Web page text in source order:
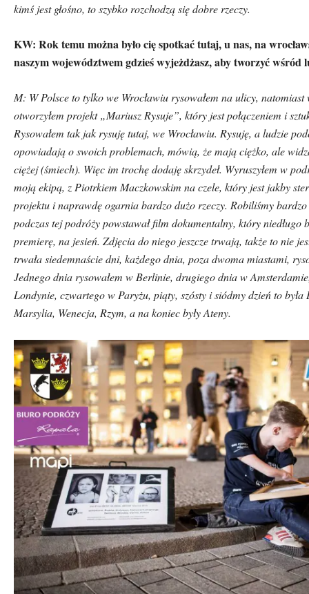
kimś jest głośno, to szybko rozchodzą się dobre rzeczy.
KW: Rok temu można było cię spotkać tutaj, u nas, na
naszym województwem gdzieś wyjeżdżasz, aby tworzyć wśród
M: W Polsce to tylko we Wrocławiu rysowałem na ulicy, natomiast
otworzyłem projekt „Mariusz Rysuje”, który jest połączeniem i
Rysowałem tak jak rysuję tutaj, we Wrocławiu. Rysuję, a ludzie
opowiadają o swoich problemach, mówią, że mają ciężko, ale
ciężej (śmiech). Więc im trochę dodaję skrzydeł. Wyruszyłem w
moją ekipą, z Piotrkiem Maczkowskim na czele, który jest jakby
projektu i naprawdę ogarnia bardzo dużo rzeczy. Robiliśmy
podczas tej podróży powstawał film dokumentalny, który niedługo
premierę, na jesień. Zdjęcia do niego jeszcze trwają, także to nie
trwała siedemnaście dni, każdego dnia, poza dwoma miastami,
Jednego dnia rysowałem w Berlinie, drugiego dnia w
Londynie, czwartego w Paryżu, piąty, szósty i siódmy dzień to była
Marsylia, Wenecja, Rzym, a na koniec były Ateny.